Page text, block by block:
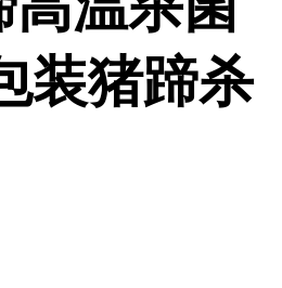
装猪蹄杀